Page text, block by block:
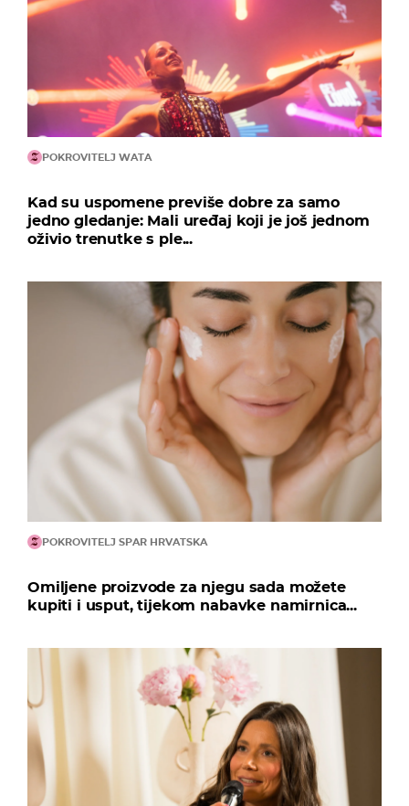
POKROVITELJ WATA
Kad su uspomene previše dobre za samo
jedno gledanje: Mali uređaj koji je još jednom
oživio trenutke s ple...
POKROVITELJ SPAR HRVATSKA
Omiljene proizvode za njegu sada možete
kupiti i usput, tijekom nabavke namirnica...